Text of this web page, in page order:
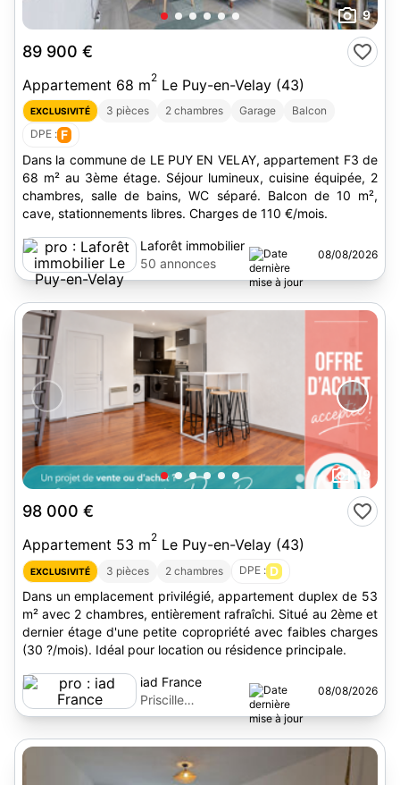
9
89 900 €
Appartement 68 m2 Le Puy-en-Velay (43)
EXCLUSIVITÉ 3 pièces 2 chambres Garage
Balcon
DPE : F
Dans la commune de LE PUY EN VELAY, appartement F3 de
68 m² au 3ème étage. Séjour lumineux, cuisine équipée, 2
chambres, salle de bains, WC séparé. Balcon de 10 m²,
cave, stationnements libres. Charges de 110 €/mois.
Laforêt immobilier
Le Puy-en-Velay
50 annonces
08/08/2026
19
98 000 €
Appartement 53 m2 Le Puy-en-Velay (43)
EXCLUSIVITÉ 3 pièces 2 chambres DPE : D
Dans un emplacement privilégié, appartement duplex de 53
m² avec 2 chambres, entièrement rafraîchi. Situé au 2ème et
dernier étage d'une petite copropriété avec faibles charges
(30 ?/mois). Idéal pour location ou résidence principale.
iad France
Priscille
Branquinho
08/08/2026